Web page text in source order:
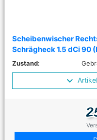
Scheibenwischer
Schrägheck 1.5 dCi 90
Zustand: